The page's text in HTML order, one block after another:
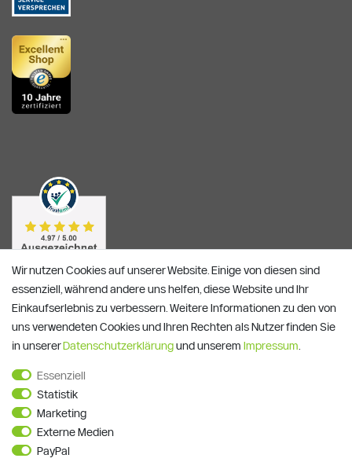
Alle Preise verstehen sich inkl. ges. MwSt. und zzgl.
© Copyright 2026 | Alle Rechte vorbehalten.
Wir nutzen Cookies auf unserer Website. Einige von diesen sind
essenziell, während andere uns helfen, diese Website und Ihr
Einkaufserlebnis zu verbessern. Weitere Informationen zu den von
uns verwendeten Cookies und Ihren Rechten als Nutzer finden Sie
in unsererDaten­schutz­erklärungund unserem Impressum
Essenziell
Statistik
Marketing
Externe Medien
PayPal